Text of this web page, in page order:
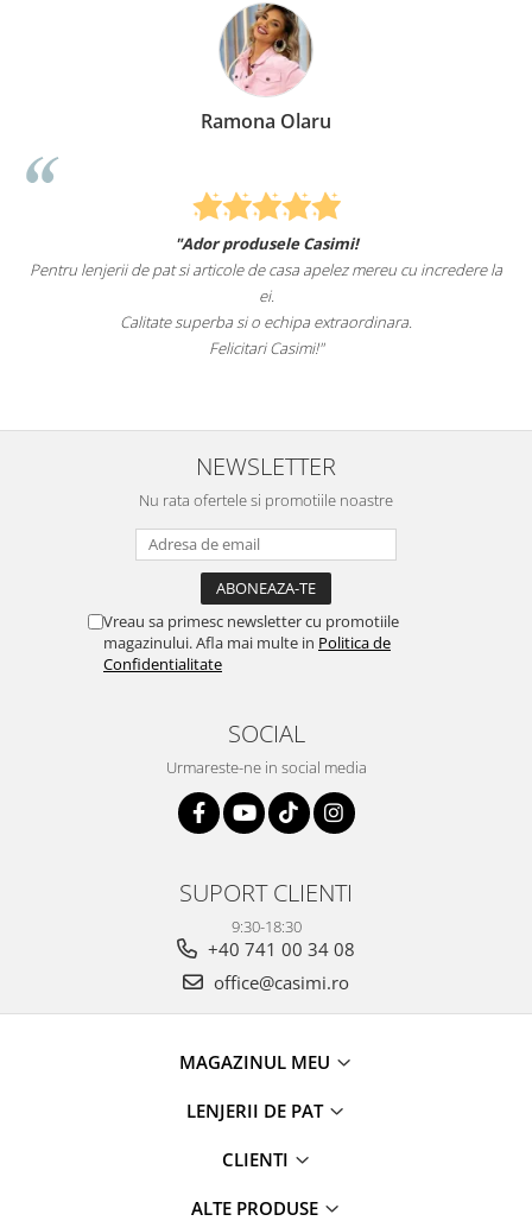
Ramona Olaru
"Ador produsele Casimi!
Pentru lenjerii de pat si articole de casa apelez mereu cu incredere la
ei.
Calitate superba si o echipa extraordinara.
Felicitari Casimi!"
NEWSLETTER
Nu rata ofertele si promotiile noastre
Vreau sa primesc newsletter cu promotiile
magazinului. Afla mai multe in Politica de
Confidentialitate
SOCIAL
Urmareste-ne in social media
SUPORT CLIENTI
9:30-18:30
+40 741 00 34 08
office@casimi.ro
MAGAZINUL MEU
LENJERII DE PAT
CLIENTI
ALTE PRODUSE